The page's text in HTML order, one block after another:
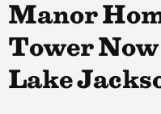
Manor
Tower
Lake